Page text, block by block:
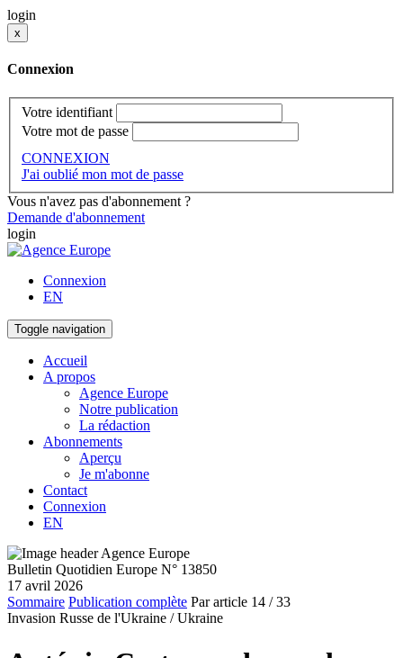
login
x
Connexion
Votre identifiant
Votre mot de passe
CONNEXION
J'ai oublié mon mot de passe
Vous n'avez pas d'abonnement ?
Demande d'abonnement
login
Connexion
EN
Toggle navigation
Accueil
A propos
Agence Europe
Notre publication
La rédaction
Abonnements
Aperçu
Je m'abonne
Contact
Connexion
EN
Bulletin Quotidien Europe N° 13850
17 avril 2026
Sommaire Publication complète Par article 14 / 33
Invasion Russe de l'Ukraine / Ukraine